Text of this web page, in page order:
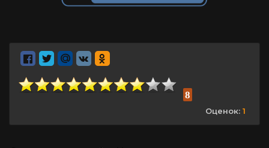
8
Оценок: 1